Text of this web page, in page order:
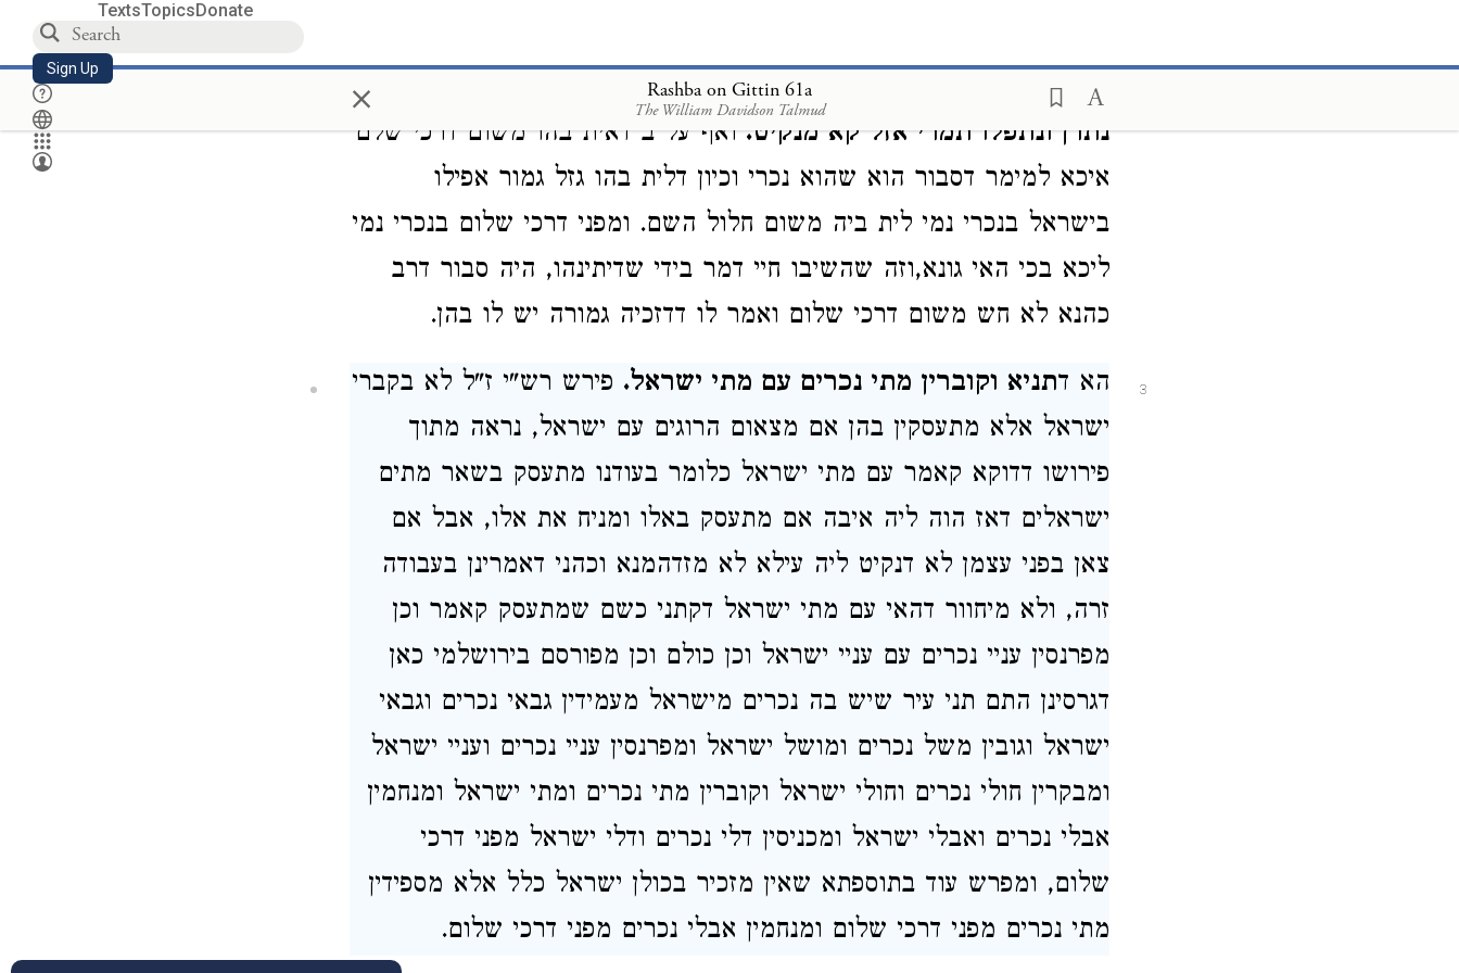
TextsTopicsDonate
Sign Up × Rashba on Gittin 61a
The William Davidson Talmud
רב כהנא הוה אזיל להוצל חזייה לההוא גברא דהוה שדי גופי וקא
נתרן ונתפלו תמרי אזל קא מנקיט.ואף על ב דאית בהו משום דרכי שלם
איכא למימר דסבור הוא שהוא נכרי וכיון דלית בהו גזל גמור אפילו
בישראל בנכרי נמי לית ביה משום חלול השם. ומפני דרכי שלום בנכרי נמי
ליכא בכי האי גונא,וזה שהשיבו חיי דמר בידי שדיתינהו, היה סבור דרב
כהנא לא חש משום דרכי שלום ואמר לו דדזכיה גמורה יש לו בהן.
3 הא דתניא וקוברין מתי נכרים עם מתי ישראל. פירש רש"י ז"ל לא בקברי
ישראל אלא מתעסקין בהן אם מצאום הרוגים עם ישראל, נראה מתוך
פירושו דדוקא קאמר עם מתי ישראל כלומר בעודנו מתעסק בשאר מתים
ישראלים דאז הוה ליה איבה אם מתעסק באלו ומניח את אלו, אבל אם
צאן בפני עצמן לא דנקיט ליה עילא לא מזדהמנא וכהני דאמרינן בעבודה
זרה, ולא מיחוור דהאי עם מתי ישראל דקתני כשם שמתעסק קאמר וכן
מפרנסין עניי נכרים עם עניי ישראל וכן כולם וכן מפורסם בירושלמי כאן
דגרסינן התם תני עיר שיש בה נכרים מישראל מעמידין גבאי נכרים וגבאי
ישראל וגובין משל נכרים ומושל ישראל ומפרנסין עניי נכרים ועניי ישראל
ומבקרין חולי נכרים וחולי ישראל וקוברין מתי נכרים ומתי ישראל ומנחמין
אבלי נכרים ואבלי ישראל ומכניסין דלי נכרים ודלי ישראל מפני דרכי
שלום, ומפרש עוד בתוספתא שאין מזכיר בכולן ישראל כלל אלא מספידין
מתי נכרים מפני דרכי שלום ומנחמין אבלי נכרים מפני דרכי שלום.